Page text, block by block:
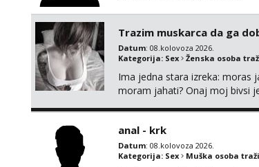
Trazim muskarca da ga
Datum: 08.kolovoza 2026.
Kategorija: Sex Ženska osoba
Ima jedna stara izreka: moras
moram jahati? Onaj moj bivsi
anal - krk
Datum: 08.kolovoza 2026.
Kategorija: Sex Muška osoba